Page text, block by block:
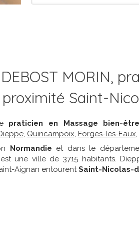
MORIN,
Saint-
praticien en Massage bien-être
, Quincampoix, Forges-les-Eaux,
Normandie et dans le
une ville de 3715 habitants.
Aignan entourentSaint-Nicolas-